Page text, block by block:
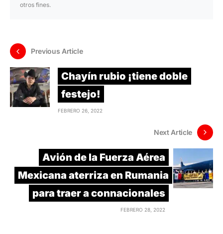
otros fines.
Previous Article
Chayín rubio ¡tiene doble
festejo!
FEBRERO 26, 2022
Next Article
Avión de la Fuerza Aérea
Mexicana aterriza en Rumania
para traer a connacionales
FEBRERO 28, 2022